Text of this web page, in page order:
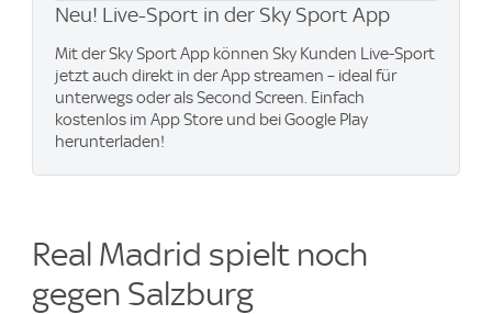
Neu! Live-Sport in der Sky Sport App
Mit der Sky Sport App können Sky Kunden Live-Sport
jetzt auch direkt in der App streamen – ideal für
unterwegs oder als Second Screen. Einfach
kostenlos im App Store und bei Google Play
herunterladen!
Real Madrid spielt noch
gegen Salzburg